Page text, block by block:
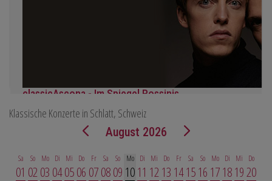
classicAscona - Im Spiegel Rossinis
Lucas & Arthur Jussen, Klavier
Camerata Salzburg
Finnegan Downie Dear, Leitung
WEITER...
Klassische Konzerte in Schlatt, Schweiz
August 2026
Sa
01
So
02
Mo
03
Di
04
Mi
05
Do
06
Fr
07
Sa
08
So
09
Mo
10
Di
11
Mi
12
Do
13
Fr
14
Sa
15
So
16
Mo
17
Di
18
Mi
19
Do
20